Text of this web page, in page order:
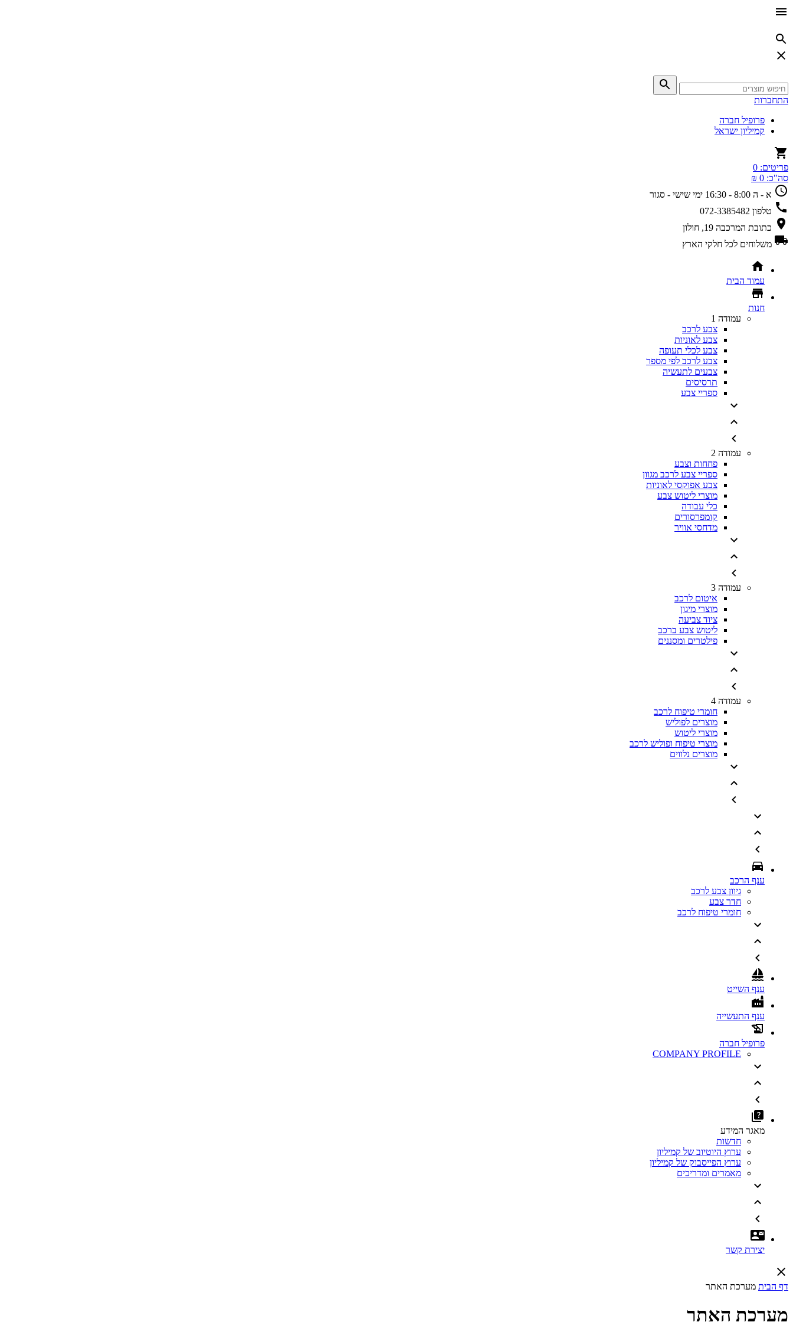
התחברות
פרופיל חברה
קמיליון ישראל
פריטים: 0
סה"כ: 0 ₪
א - ה 8:00 - 16:30
ימי שישי - סגור
טלפון 072-3385482
כתובת המרכבה 19, חולון
משלוחים לכל חלקי הארץ
עמוד הבית
חנות
עמודה 1
צבע לרכב
צבע לאוניות
צבע לכלי תעופה
צבע לרכב לפי מספר
צבעים לתעשיה
תרסיסים
ספריי צבע
עמודה 2
פחחות וצבע
ספריי צבע לרכב מגוון
צבע אפוקסי לאוניות
מוצרי ליטוש צבע
כלי עבודה
קומפרסורים
מדחסי אוויר
עמודה 3
איטום לרכב
מוצרי מיגון
ציוד צביעה
ליטוש צבע ברכב
פילטרים ומסננים
עמודה 4
חומרי טיפוח לרכב
מוצרים לפוליש
מוצרי ליטוש
מוצרי טיפוח ופוליש לרכב
מוצרים נלווים
ענף הרכב
גיוון צבע לרכב
חדר צבע
חומרי טיפוח לרכב
ענף השייט
ענף התעשייה
פרופיל חברה
COMPANY PROFILE
מאגר המידע
חדשות
ערוץ היוטיוב של קמיליון
ערוץ הפייסבוק של קמיליון
מאמרים ומדריכים
יצירת קשר
דף הבית מערכת האתר
מערכת האתר